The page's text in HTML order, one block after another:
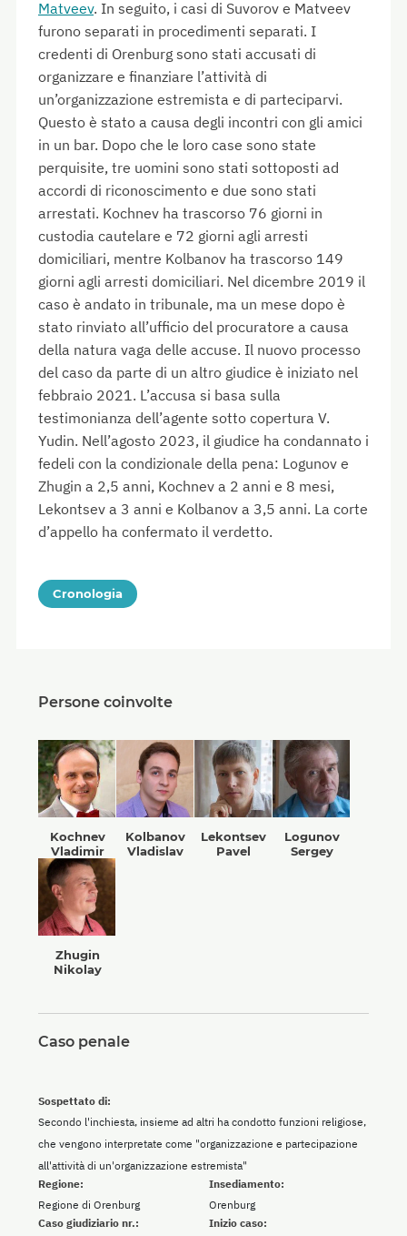
Matveev. In seguito, i casi di Suvorov e Matveev
furono separati in procedimenti separati. I
credenti di Orenburg sono stati accusati di
organizzare e finanziare l’attività di
un’organizzazione estremista e di parteciparvi.
Questo è stato a causa degli incontri con gli amici
in un bar. Dopo che le loro case sono state
perquisite, tre uomini sono stati sottoposti ad
accordi di riconoscimento e due sono stati
arrestati. Kochnev ha trascorso 76 giorni in
custodia cautelare e 72 giorni agli arresti
domiciliari, mentre Kolbanov ha trascorso 149
giorni agli arresti domiciliari. Nel dicembre 2019 il
caso è andato in tribunale, ma un mese dopo è
stato rinviato all’ufficio del procuratore a causa
della natura vaga delle accuse. Il nuovo processo
del caso da parte di un altro giudice è iniziato nel
febbraio 2021. L’accusa si basa sulla
testimonianza dell’agente sotto copertura V.
Yudin. Nell’agosto 2023, il giudice ha condannato i
fedeli con la condizionale della pena: Logunov e
Zhugin a 2,5 anni, Kochnev a 2 anni e 8 mesi,
Lekontsev a 3 anni e Kolbanov a 3,5 anni. La corte
d’appello ha confermato il verdetto.
Cronologia
Persone coinvolte
Kochnev
Vladimir
Kolbanov
Vladislav
Lekontsev
Pavel
Logunov
Sergey
Zhugin
Nikolay
Caso penale
Regione:
Regione di Orenburg
Insediamento:
Orenburg
Sospettato di:
Secondo l'inchiesta, insieme ad altri ha condotto funzioni religiose,
che vengono interpretate come "organizzazione e partecipazione
all'attività di un'organizzazione estremista"
Caso giudiziario nr.:
Inizio caso: